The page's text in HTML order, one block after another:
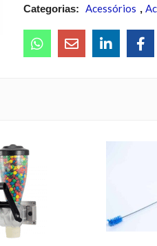
Categorias: Acessórios ,